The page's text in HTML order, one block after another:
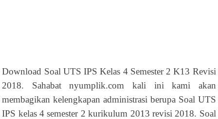
Download Soal UTS IPS Kelas 4 Semester 2 K13 Revisi
2018. Sahabat nyumplik.com kali ini kami akan
membagikan kelengkapan administrasi berupa Soal UTS
IPS kelas 4 semester 2 kurikulum 2013 revisi 2018. Soal